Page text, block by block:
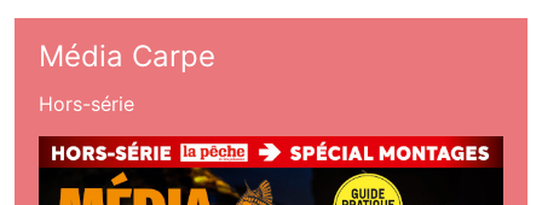
Média Carpe
Hors-série